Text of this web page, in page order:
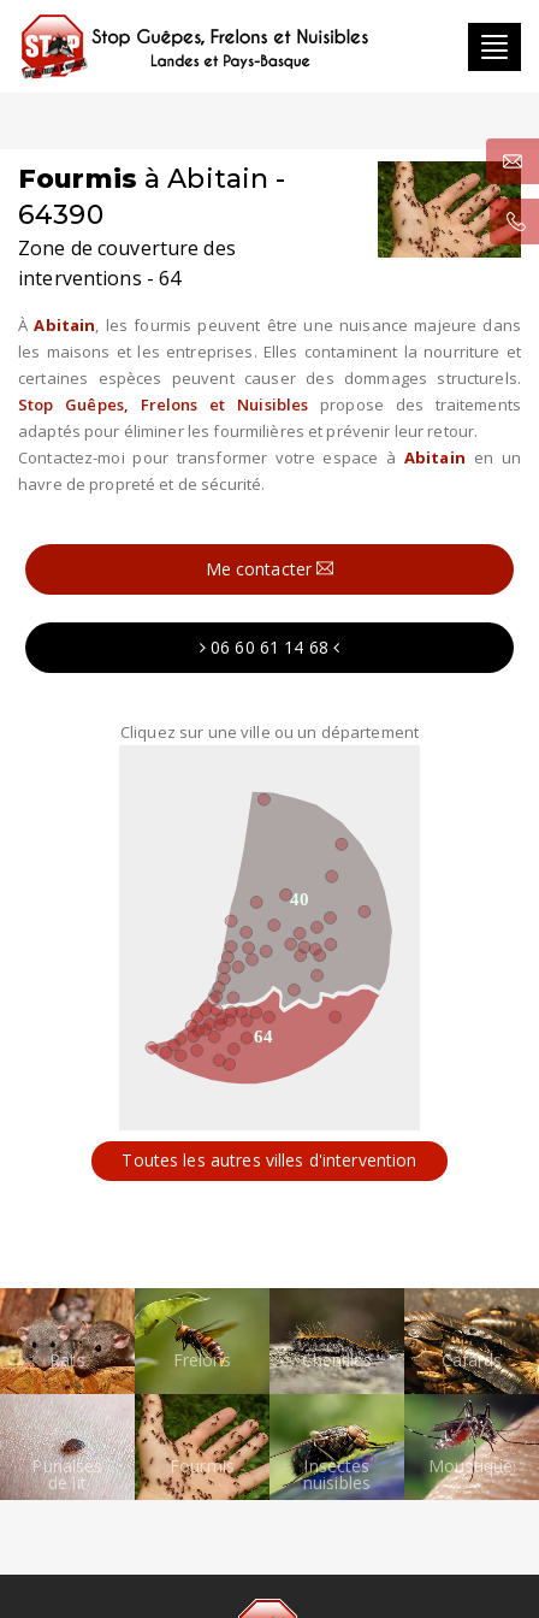
Fourmis à Abitain -
64390
Zone de couverture des
interventions - 64
ÀAbitain, les fourmis peuvent être une nuisance majeure dans
les maisons et les entreprises. Elles contaminent la nourriture et
certaines espèces peuvent causer des dommages structurels.
Stop Guêpes, Frelons et Nuisibles propose des traitements
adaptés pour éliminer les fourmilières et prévenir leur retour.
Contactez-moi pour transformer votre espace à Abitain en un
havre de propreté et de sécurité.
Me contacter
06 60 61 14 68
Cliquez sur une ville ou un département
64
40
Toutes les autres villes d'intervention
Rats Frelons Chenilles Cafards
Punaises
de lit
Fourmis Insectes
nuisibles
Moustiques